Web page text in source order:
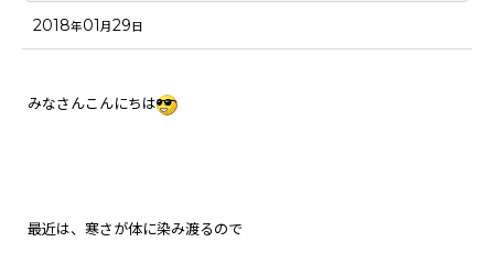
2018年01月29日
みなさんこんにちは
最近は、寒さが体に染み渡るので